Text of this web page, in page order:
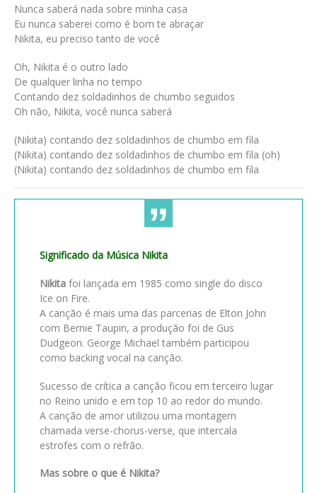
Nunca saberá nada sobre minha casa
Eu nunca saberei como é bom te abraçar
Nikita, eu preciso tanto de você
Oh, Nikita é o outro lado
De qualquer linha no tempo
Contando dez soldadinhos de chumbo seguidos
Oh não, Nikita, você nunca saberá
(Nikita) contando dez soldadinhos de chumbo em fila
(Nikita) contando dez soldadinhos de chumbo em fila (oh)
(Nikita) contando dez soldadinhos de chumbo em fila
Significado da Música Nikita
Nikita foi lançada em 1985 como single do disco
Ice on Fire.
A canção é mais uma das parcerias de Elton John
com Bernie Taupin, a produção foi de Gus
Dudgeon. George Michael também participou
como backing vocal na canção.
Sucesso de crítica a canção ficou em terceiro lugar
no Reino unido e em top 10 ao redor do mundo.
A canção de amor utilizou uma montagem
chamada verse-chorus-verse, que intercala
estrofes com o refrão.
Mas sobre o que é Nikita?